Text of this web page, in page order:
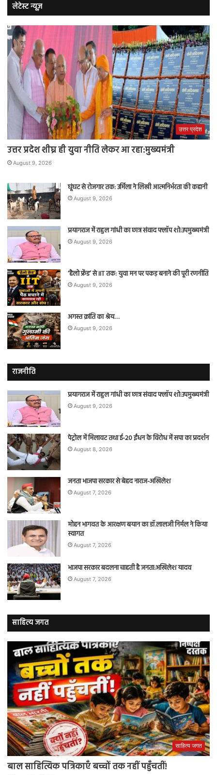
लेटेस्ट न्यूज़
उत्तर प्रदेश
उत्तर प्रदेश शीघ्र ही युवा नीति लेकर आ रहा:मुख्यमंत्री
August 9, 2026
घूंघट से रोजगार तक: उर्मिला ने लिखी आत्मनिर्भरता की कहानी
August 9, 2026
प्रयागराज में राहुल गांधी का छात्र संवाद फ्लॉप शो:उपमुख्यमंत्री
August 9, 2026
‘हैलो फ्रेंड’ से IIT तक: युवा मन पर पकड़ बनाने की पूरी रणनीति
August 9, 2026
अगस्त क्रांति का श्रेय…
August 9, 2026
राजनीति
प्रयागराज में राहुल गांधी का छात्र संवाद फ्लॉप शो:उपमुख्यमंत्री
August 9, 2026
पेट्रोल में मिलावट तथा ई-20 ईंधन के विरोध में सपा का प्रदर्शन
August 8, 2026
जनता भाजपा सरकार से बेहद नाराज-अखिलेश
August 7, 2026
मोहन भागवत के आरक्षण बयान का डॉ.लालजी निर्मल ने किया
स्वागत
August 7, 2026
भाजपा सरकार बदलना चाहती है जनता:अखिलेश यादव
August 7, 2026
साहित्य जगत
साहित्य जगत
बाल साहित्यिक पत्रिकाएँ बच्चों तक नहीं पहुँचतीं!